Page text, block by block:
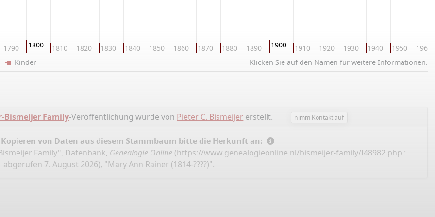
1790 1800 1810 1820 1830 1840 1850 1860 1870 1880 1890 1900 1910 1920 1930 1940 1950 1960
Klicken Sie auf den Namen für weitere Informationen.
Kinder
Bismeijer Family-Veröffentlichung wurde von Pieter C. Bismeijer erstellt. nimm Kontakt auf
Kopieren von Daten aus diesem Stammbaum bitte die Herkunft an:
Family", Datenbank, Genealogie Online (https://www.genealogieonline.nl/bismeijer-family/I48982.php :
abgerufen 7. August 2026), "Mary Ann Rainer (1814-????)".